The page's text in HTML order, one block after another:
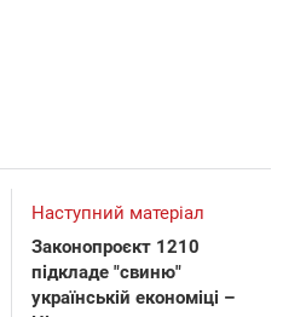
Наступний матеріал
Законопроєкт 1210
підкладе "свиню"
українській економіці –